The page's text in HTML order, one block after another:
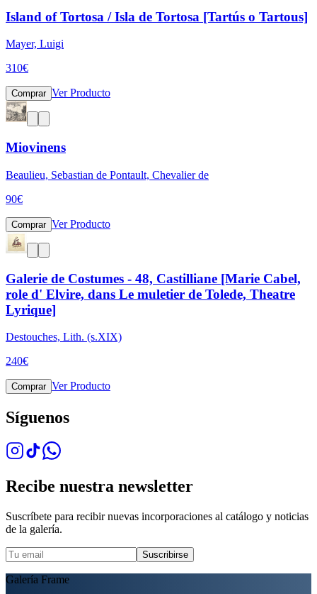
Island of Tortosa / Isla de Tortosa [Tartús o Tartous]
Mayer, Luigi
310€
Comprar Ver Producto
Miovinens
Beaulieu, Sebastian de Pontault, Chevalier de
90€
Comprar Ver Producto
Galerie de Costumes - 48, Castilliane [Marie Cabel,
role d' Elvire, dans Le muletier de Tolede, Theatre
Lyrique]
Destouches, Lith. (s.XIX)
240€
Comprar Ver Producto
Síguenos
Recibe nuestra newsletter
Suscríbete para recibir nuevas incorporaciones al catálogo y noticias
de la galería.
Suscribirse
Galería Frame